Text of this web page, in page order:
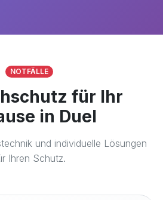
NOTFÄLLE
für Ihr
in Duel
und individuelle Lösungen
Ihren Schutz.